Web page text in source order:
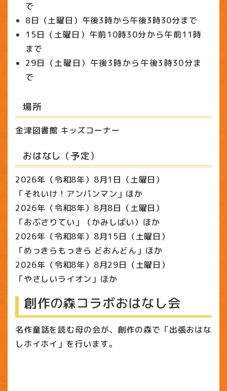
で
8日（土曜日）午後3時から午後3時30分まで
15日（土曜日）午前10時30分から午前11時
まで
29日（土曜日）午後3時から午後3時30分ま
で
場所
金津図書館 キッズコーナー
おはなし（予定）
2026年（令和8年）8月1日（土曜日）
「それいけ！アンパンマン」ほか
2026年（令和8年）8月8日（土曜日）
「おぶさりてい」（かみしばい）ほか
2026年（令和8年）8月15日（土曜日）
「めっきらもっきら どおんどん」ほか
2026年（令和8年）8月29日（土曜日）
「やさしいライオン」ほか
創作の森コラボおはなし会
名作童話を読む母の会が、創作の森で「出張おはな
しホイホイ」を行います。